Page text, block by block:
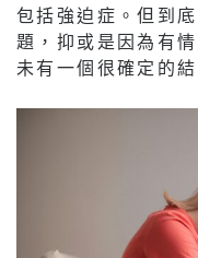
包括強迫症。但到
題，抑或是因為有
未有一個很確定的結